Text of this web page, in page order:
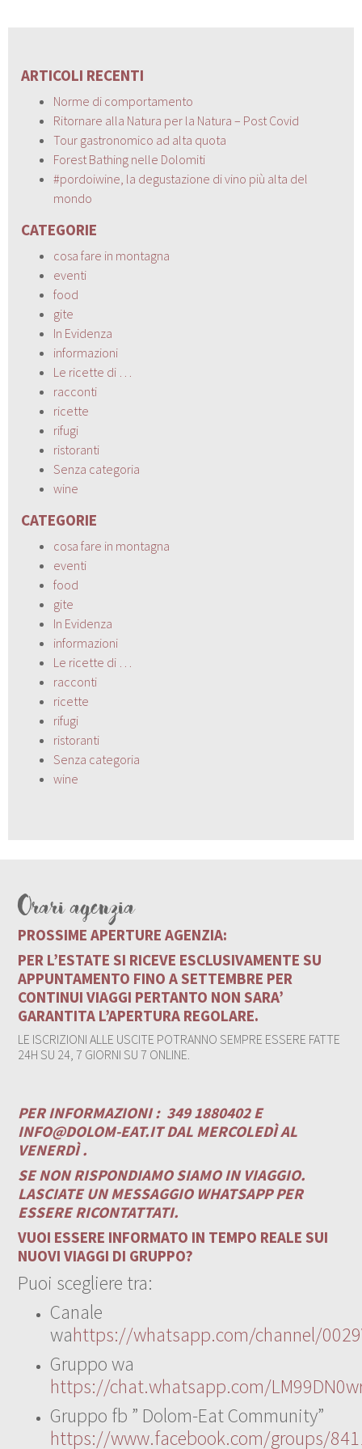
ARTICOLI RECENTI
Norme di comportamento
Ritornare alla Natura per la Natura – Post Covid
Tour gastronomico ad alta quota
Forest Bathing nelle Dolomiti
#pordoiwine, la degustazione di vino più alta del
mondo
CATEGORIE
cosa fare in montagna
eventi
food
gite
In Evidenza
informazioni
Le ricette di …
racconti
ricette
rifugi
ristoranti
Senza categoria
wine
CATEGORIE
cosa fare in montagna
eventi
food
gite
In Evidenza
informazioni
Le ricette di …
racconti
ricette
rifugi
ristoranti
Senza categoria
wine
Orari agenzia
PROSSIME APERTURE AGENZIA:
PER L’ESTATE SI RICEVE ESCLUSIVAMENTE SU
APPUNTAMENTO FINO A SETTEMBRE PER
CONTINUI VIAGGI PERTANTO NON SARA’
GARANTITA L’APERTURA REGOLARE.
LE ISCRIZIONI ALLE USCITE POTRANNO SEMPRE ESSERE FATTE
24H SU 24, 7 GIORNI SU 7 ONLINE.
PER INFORMAZIONI : 349 1880402 E
INFO@DOLOM-EAT.ITDAL MERCOLEDÌ AL
VENERDÌ .
SE NON RISPONDIAMO SIAMO IN VIAGGIO.
LASCIATE UN MESSAGGIO WHATSAPP PER
ESSERE RICONTATTATI.
VUOI ESSERE INFORMATO IN TEMPO REALE SUI
NUOVI VIAGGI DI GRUPPO?
Puoi scegliere tra:
Canale
wahttps://whatsapp.com/channel/
Gruppo wa
https://chat.whatsapp.com/
Gruppo fb ” Dolom-Eat Community”
https://www.facebook.com/groups/